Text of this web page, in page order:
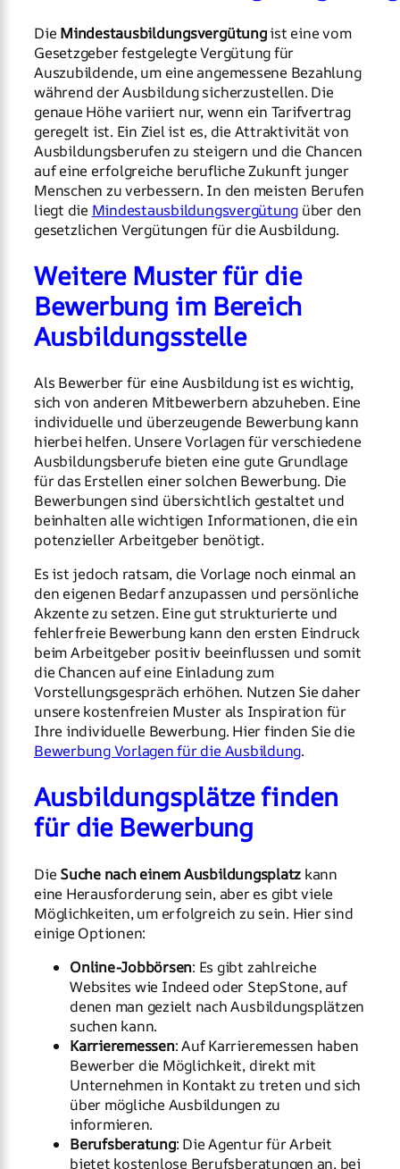
Die Mindestausbildungsvergütungist eine vom
Gesetzgeber festgelegte Vergütung für
Auszubildende, um eine angemessene Bezahlung
während der Ausbildung sicherzustellen. Die
genaue Höhe variiert nur, wenn ein Tarifvertrag
geregelt ist. Ein Ziel ist es, die Attraktivität von
Ausbildungsberufen zu steigern und die Chancen
auf eine erfolgreiche berufliche Zukunft junger
Menschen zu verbessern. In den meisten Berufen
liegt die Mindestausbildungsvergütung über den
gesetzlichen Vergütungen für die Ausbildung.
Weitere Muster für die
Bewerbung im Bereich
Ausbildungsstelle
Als Bewerber für eine Ausbildung ist es wichtig,
sich von anderen Mitbewerbern abzuheben. Eine
individuelle und überzeugende Bewerbung kann
hierbei helfen. Unsere Vorlagen für verschiedene
Ausbildungsberufe bieten eine gute Grundlage
für das Erstellen einer solchen Bewerbung. Die
Bewerbungen sind übersichtlich gestaltet und
beinhalten alle wichtigen Informationen, die ein
potenzieller Arbeitgeber benötigt.
Es ist jedoch ratsam, die Vorlage noch einmal an
den eigenen Bedarf anzupassen und persönliche
Akzente zu setzen. Eine gut strukturierte und
fehlerfreie Bewerbung kann den ersten Eindruck
beim Arbeitgeber positiv beeinflussen und somit
die Chancen auf eine Einladung zum
Vorstellungsgespräch erhöhen. Nutzen Sie daher
unsere kostenfreien Muster als Inspiration für
Ihre individuelle Bewerbung. Hier finden Sie die
Bewerbung Vorlagen für die Ausbildung.
Ausbildungsplätze finden
für die Bewerbung
Die Suche nach einem Ausbildungsplatz kann
eine Herausforderung sein, aber es gibt viele
Möglichkeiten, um erfolgreich zu sein. Hier sind
einige Optionen:
Online-Jobbörsen: Es gibt zahlreiche
Websites wie Indeed oder StepStone, auf
denen man gezielt nach Ausbildungsplätzen
suchen kann.
Karrieremessen: Auf Karrieremessen haben
Bewerber die Möglichkeit, direkt mit
Unternehmen in Kontakt zu treten und sich
über mögliche Ausbildungen zu
informieren.
Berufsberatung: Die Agentur für Arbeit
bietet kostenlose Berufsberatungen an, bei